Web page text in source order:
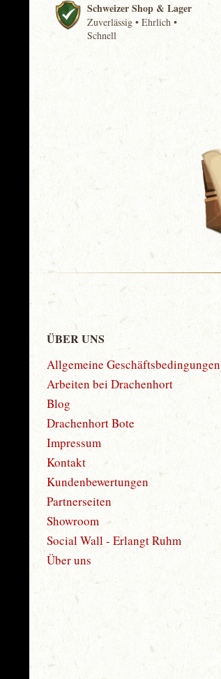
Schweizer Shop & Lager
Zuverlässig • Ehrlich •
Schnell
ÜBER UNS
Allgemeine Geschäftsbedingungen
Arbeiten bei Drachenhort
Blog
Drachenhort Bote
Impressum
Kontakt
Kundenbewertungen
Partnerseiten
Showroom
Social Wall - Erlangt Ruhm
Über uns